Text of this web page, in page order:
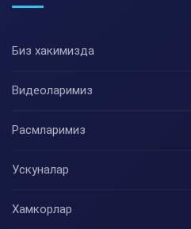
Биз хакимизда
Видеоларимиз
Расмларимиз
Ускуналар
Хамкорлар